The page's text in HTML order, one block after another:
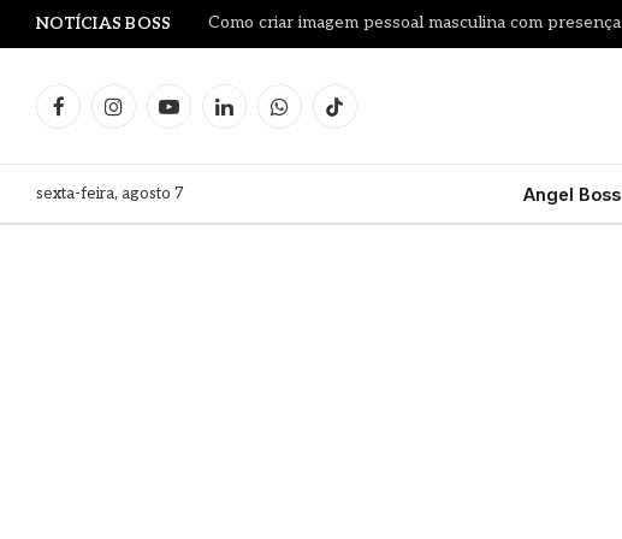
NOTÍCIAS BOSS Como criar imagem pessoal masculina com presença
FacebookInstagramYouTubeLinkedInWhatsAppTikTok
sexta-feira, agosto 7 Angel Boss